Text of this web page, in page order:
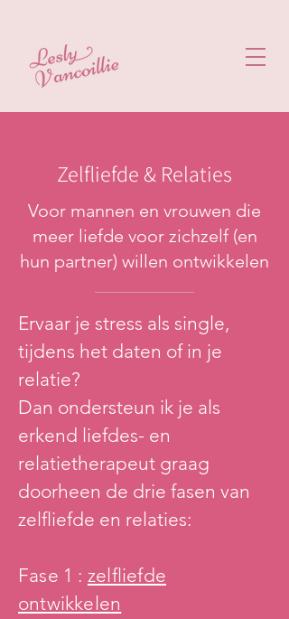
Zelfliefde & Relaties
Voor mannen en vrouwen die
meer liefde voor zichzelf (en
hun partner) willen ontwikkelen
Ervaar je stress als single,
tijdens het daten of in je
relatie?
Dan ondersteun ik je als
erkend liefdes- en
relatietherapeut graag
doorheen de drie fasen van
zelfliefde en relaties:
Fase 1 : zelfliefde
ontwikkelen